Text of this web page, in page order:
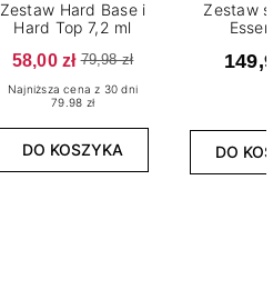
Zestaw Hard Base i
Hard Top 7,2 ml
58,00 zł 79,98 zł
Najniższa cena z 30 dni
79.98 zł
DO KOSZYKA
Zestaw
DO